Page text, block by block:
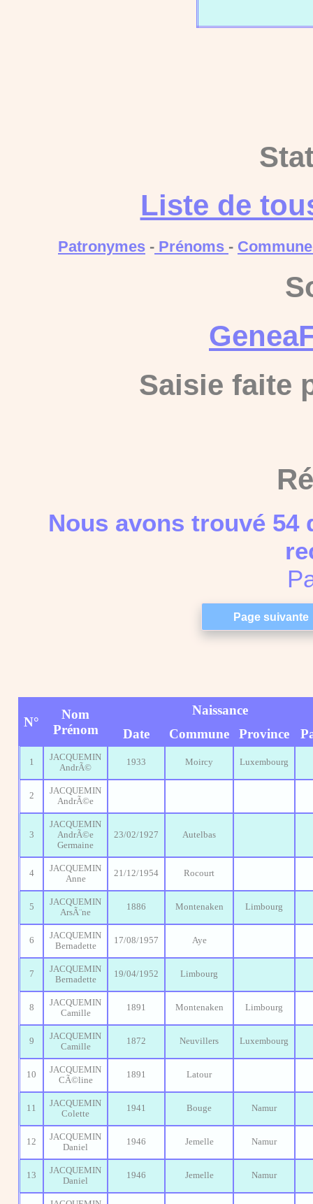
Liste de
Patronymes - Prénoms -
Saisie faite
Nous avons trouvé 54
N°
Nom
Prénom
Naissance
Date
Commune Province
1
JACQUEMIN
AndrÃ©
1933 Moircy Luxembourg
2
JACQUEMIN
AndrÃ©e
3
JACQUEMIN
AndrÃ©e
Germaine
23/02/1927 Autelbas
4
JACQUEMIN
Anne
21/12/1954 Rocourt
5
JACQUEMIN
ArsÃ¨ne
1886 Montenaken Limbourg
6
JACQUEMIN
Bernadette
17/08/1957 Aye
7
JACQUEMIN
Bernadette
19/04/1952 Limbourg
8
JACQUEMIN
Camille
1891 Montenaken Limbourg
9
JACQUEMIN
Camille
1872 Neuvillers Luxembourg
10
JACQUEMIN
CÃ©line
1891 Latour
11
JACQUEMIN
Colette
1941 Bouge Namur
12
JACQUEMIN
Daniel
1946 Jemelle Namur
13
JACQUEMIN
Daniel
1946 Jemelle Namur